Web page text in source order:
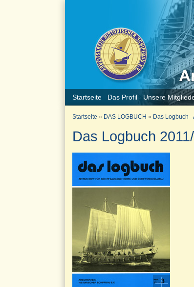
Startseite Das Profil Unsere
Startseite » DAS LOGBUCH » Das Logbuch -
Das Logbuch